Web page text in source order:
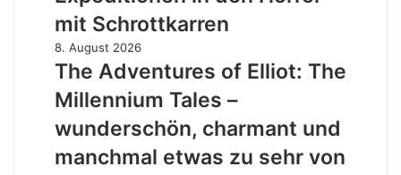
Expeditionen
in
den
Horror
mit
Schrottkarren
mit Schrottkarren
The
Adventures
Elliot:
The
Millennium
Tales
8. August 2026
The Adventures of Elliot: The
Millennium Tales –
wunderschön, charmant und
manchmal etwas zu sehr von